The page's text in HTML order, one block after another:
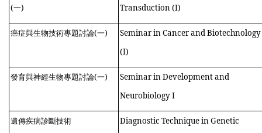
(一)
Transduction (I)
癌症與生物技術專題討論(一)
Seminar in Cancer and Biotechnology
(I)
發育與神經生物專題討論(一)
Seminar in Development and
Neurobiology I
遺傳疾病診斷技術
Diagnostic Technique in Genetic